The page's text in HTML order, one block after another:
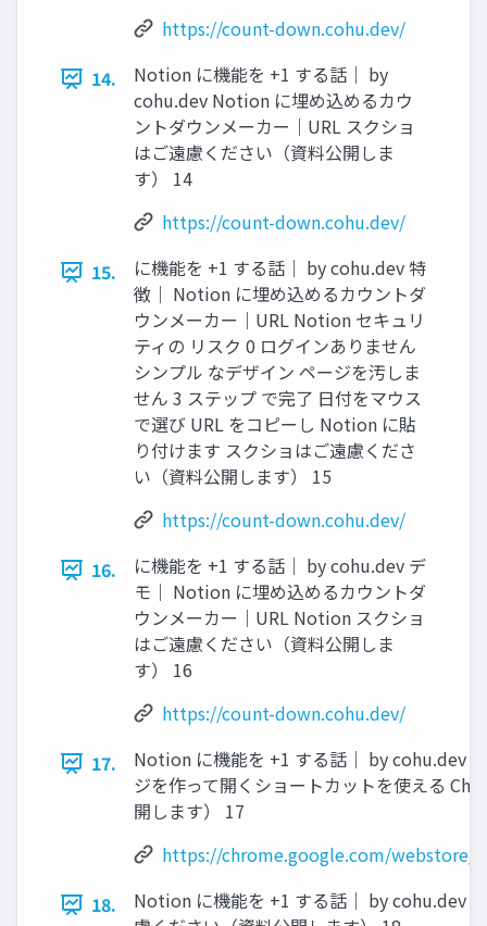
https://count-down.cohu.dev/
14.
Notion に機能を +1 する話｜ by
cohu.dev Notion に埋め込めるカウ
ントダウンメーカー｜URL スクショ
はご遠慮ください（資料公開しま
す） 14
https://count-down.cohu.dev/
15.
に機能を +1 する話｜ by cohu.dev 特
徴｜ Notion に埋め込めるカウントダ
ウンメーカー｜URL Notion セキュリ
ティの リスク 0 ログインありません
シンプル なデザイン ページを汚しま
せん 3 ステップ で完了 日付をマウス
で選び URL をコピーし Notion に貼
り付けます スクショはご遠慮くださ
い（資料公開します） 15
https://count-down.cohu.dev/
16.
に機能を +1 する話｜ by cohu.dev デ
モ｜ Notion に埋め込めるカウントダ
ウンメーカー｜URL Notion スクショ
はご遠慮ください（資料公開しま
す） 16
https://count-down.cohu.dev/
17.
Notion に機能を +1 する話｜ by cohu.dev
ジを作って開くショートカットを使える
開します） 17
https://chrome.google.com/
18.
Notion に機能を +1 する話｜ by cohu.dev